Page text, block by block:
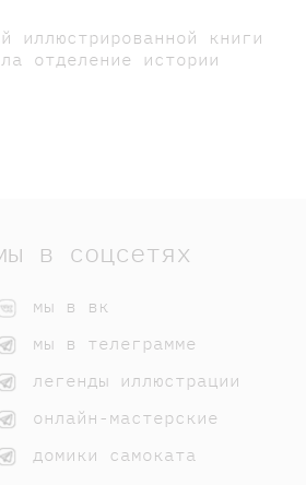
иллюстрированной книги
отделение истории
в соцсетях
мы в вк
мы в телеграмме
легенды иллюстрации
онлайн-мастерские
домики самоката